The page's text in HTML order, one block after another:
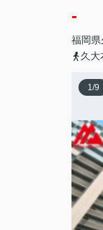
-
福岡県
久大
1/9